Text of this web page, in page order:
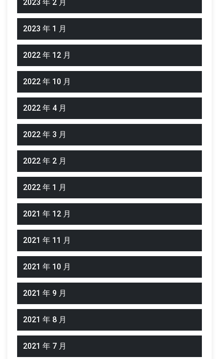
2023 年 2 月
2023 年 1 月
2022 年 12 月
2022 年 10 月
2022 年 4 月
2022 年 3 月
2022 年 2 月
2022 年 1 月
2021 年 12 月
2021 年 11 月
2021 年 10 月
2021 年 9 月
2021 年 8 月
2021 年 7 月